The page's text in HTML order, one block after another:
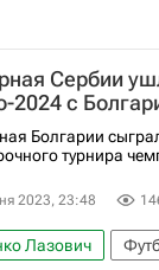
Сербии
2024 с
Болгарии
турнира
2023, 23:48
Лазович